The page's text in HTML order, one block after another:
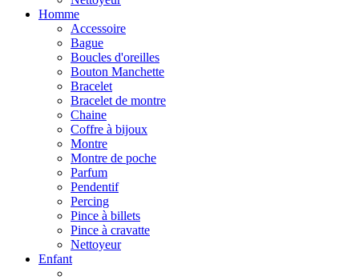
Homme
Accessoire
Bague
Boucles d'oreilles
Bouton Manchette
Bracelet
Bracelet de montre
Chaine
Coffre à bijoux
Montre
Montre de poche
Parfum
Pendentif
Percing
Pince à billets
Pince à cravatte
Nettoyeur
Enfant